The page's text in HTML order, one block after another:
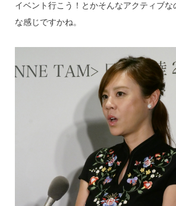
イベント行こう！とかそんなアクティブな
な感じですかね。